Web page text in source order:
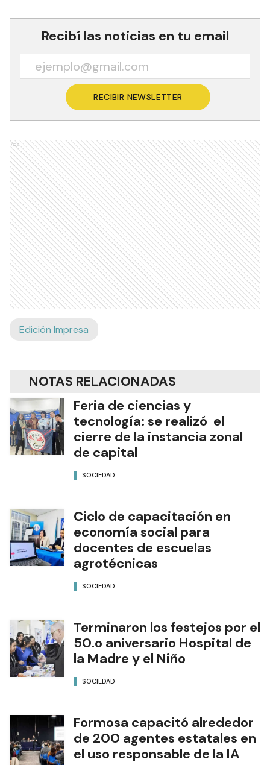
Recibí las noticias en tu email
RECIBIR NEWSLETTER
Ads
Edición Impresa
NOTAS RELACIONADAS
Feria de ciencias y
tecnología: se realizó el
cierre de la instancia zonal
de capital
SOCIEDAD
Ciclo de capacitación en
economía social para
docentes de escuelas
agrotécnicas
SOCIEDAD
Terminaron los festejos por el
50.o aniversario Hospital de
la Madre y el Niño
SOCIEDAD
Formosa capacitó alrededor
de 200 agentes estatales en
el uso responsable de la IA